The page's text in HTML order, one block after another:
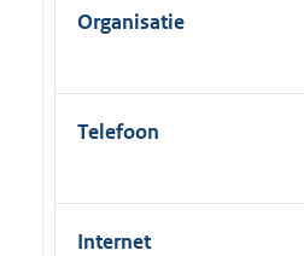
Organisatie
Telefoon
Internet